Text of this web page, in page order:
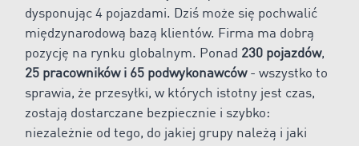
dysponując 4 pojazdami. Dziś może się pochwalić
międzynarodową bazą klientów. Firma ma dobrą
pozycję na rynku globalnym. Ponad 230 pojazdów,
25 pracowników i 65 podwykonawców - wszystko to
sprawia, że przesyłki, w których istotny jest czas,
zostają dostarczane bezpiecznie i szybko:
niezależnie od tego, do jakiej grupy należą i jaki